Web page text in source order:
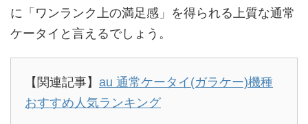
に「ワンランク上の満足感」を得られる上質な通常
ケータイと言えるでしょう。
【関連記事】 au 通常ケータイ(ガラケー)機種
おすすめ人気ランキング